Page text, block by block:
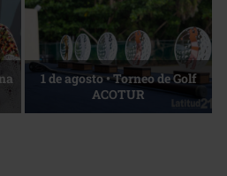
La esencia del servicio